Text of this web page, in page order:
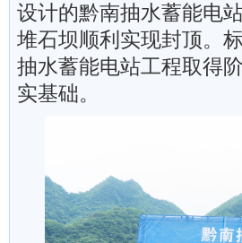
设计的黔南抽水蓄能电
堆石坝顺利实现封顶。
抽水蓄能电站工程取得
实基础。